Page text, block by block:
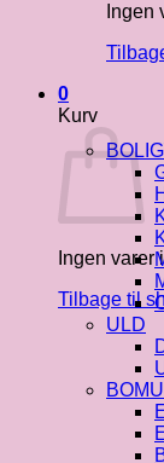
Ingen
0
Kurv
Ingen varer
Tilbage til
ULD